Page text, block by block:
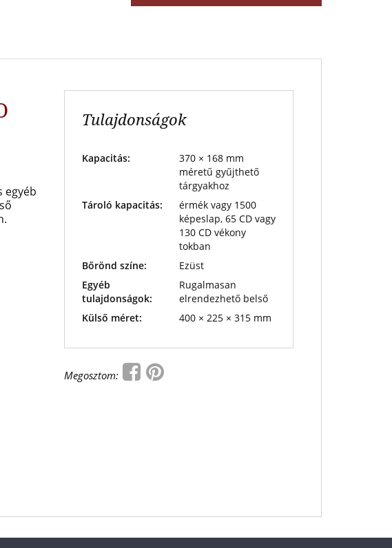
egyéb
Tulajdonságok
Kapacitás:
370 × 168 mm
méretű gyűjthető
tárgyakhoz
Tároló kapacitás:
érmék vagy 1500
képeslap, 65 CD vagy
130 CD vékony
tokban
Bőrönd színe:
Ezüst
Egyéb
tulajdonságok:
Rugalmasan
elrendezhető belső
Külső méret:
400 × 225 × 315 mm
Megosztom: